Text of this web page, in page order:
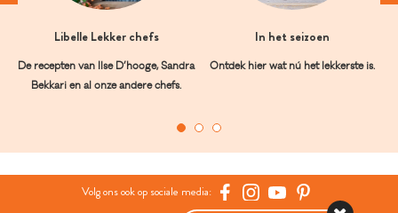
Libelle Lekker chefs
De recepten van Ilse D’hooge, Sandra
Bekkari en al onze andere chefs.
In het seizoen
Ontdek hier wat nú het lekkerste is.
Volg ons ook op sociale media: